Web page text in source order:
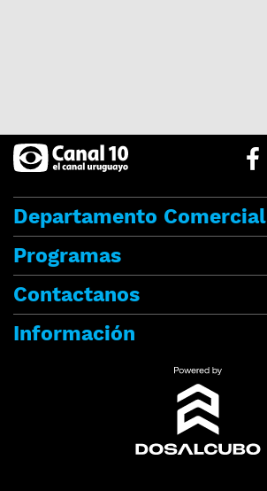
Departamento Comercial
Programas
Contactanos
Información